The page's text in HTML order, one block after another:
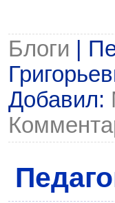
Блоги |
Добавил: